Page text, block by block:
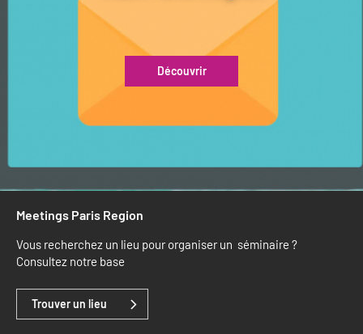
Découvrir
Meetings Paris Region
Vous recherchez un lieu pour organiser un séminaire ?
Consultez notre base
Trouver un lieu